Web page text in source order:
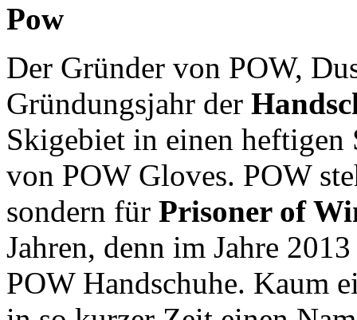
Pow
Der Gründer von POW,
Gründungsjahr der
Skigebiet in einen heftigen
von POW Gloves. POW
sondern für Prisoner of
Jahren, denn im Jahre
POW Handschuhe. Kaum